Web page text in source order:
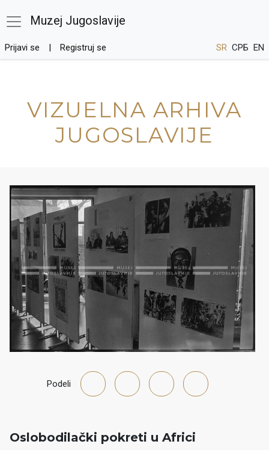
Muzej Jugoslavije
Prijavi se Registruj se SR СРБ EN
VIZUELNA ARHIVA
JUGOSLAVIJE
Podeli
Oslobodilački pokreti u Africi